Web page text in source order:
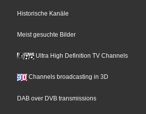
Historische Kanäle
Meist gesuchte Bilder
Ultra High Definition TV Channels
Channels broadcasting in 3D
DAB over DVB transmissions